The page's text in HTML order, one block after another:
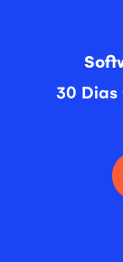
30 Dias